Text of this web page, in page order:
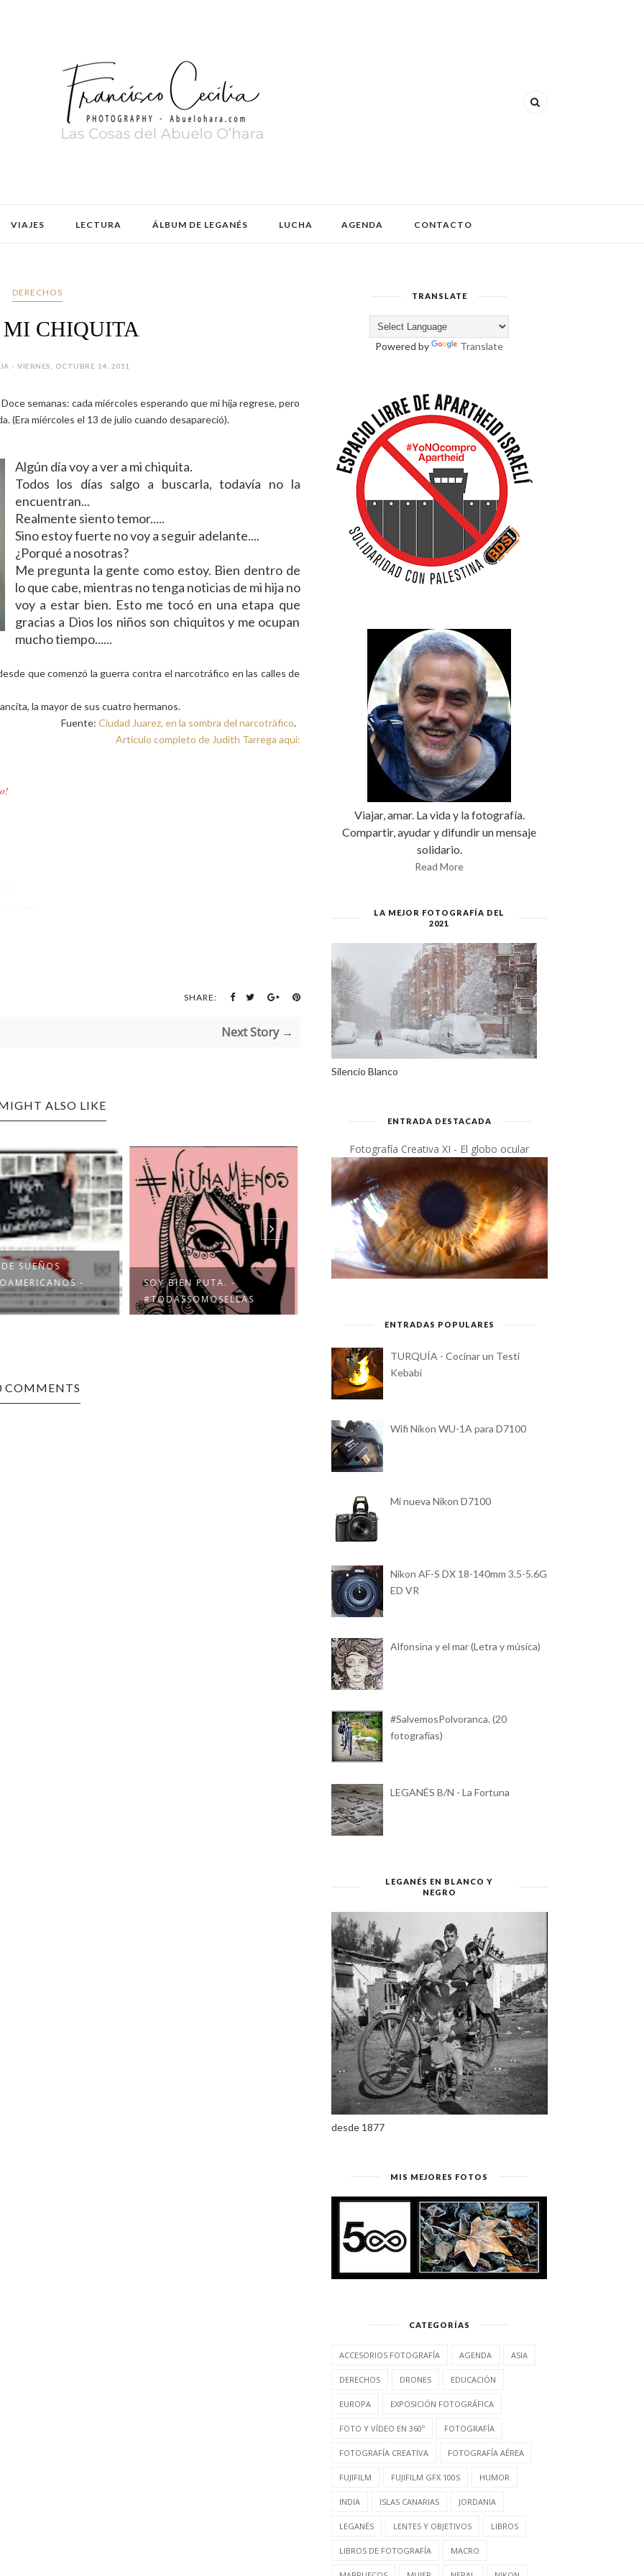
VIAJES LECTURA ÁLBUM DE LEGANÉS LUCHA AGENDA CONTACTO
DERECHOS
MI CHIQUITA
- VIERNES, OCTUBRE 14, 2011
semanas: cada miércoles esperando que mi hija regrese, pero
(Era miércoles el 13 de julio cuando desapareció).
Algún día voy a ver a mi chiquita.
Todos los días salgo a buscarla, todavía no la
encuentran...
Realmente siento temor.....
Sino estoy fuerte no voy a seguir adelante....
¿Porqué a nosotras?
Me pregunta la gente como estoy. Bien dentro de
lo que cabe, mientras no tenga noticias de mi hija no
voy a estar bien. Esto me tocó en una etapa que
gracias a Dios los niños son chiquitos y me ocupan
mucho tiempo......
que comenzó la guerra contra el narcotráfico en las calles de
la mayor de sus cuatro hermanos.
Fuente: Ciudad Juarez, en la sombra del narcotráfico.
Artículo completo de Judith Tarrega aquí:
SHARE:
Next Story →
ALSO LIKE
SUEÑOS
-
SOY BIEN PUTA. -
#TODASSOMOSELLAS
MÉXICO MUERE CON SUS
EL VIEJO GRUÑÓN TIENE
COMMENTS
TRANSLATE
Powered by Translate
Viajar, amar. La vida y la fotografía.
Compartir, ayudar y difundir un mensaje
solidario.
Read More
LA MEJOR FOTOGRAFÍA DEL
2021
Silencio Blanco
ENTRADA DESTACADA
Fotografía Creativa XI - El globo ocular
ENTRADAS POPULARES
TURQUÍA - Cocinar un Testi
Kebabi
Wifi Nikon WU-1A para D7100
Mi nueva Nikon D7100
Nikon AF-S DX 18-140mm 3.5-5.6G
ED VR
Alfonsina y el mar (Letra y música)
#SalvemosPolvoranca. (20
fotografías)
LEGANÉS B/N - La Fortuna
LEGANÉS EN BLANCO Y
NEGRO
desde 1877
MIS MEJORES FOTOS
CATEGORÍAS
ACCESORIOS FOTOGRAFÍA AGENDA ASIA
DERECHOS DRONES EDUCACIÓN
EUROPA EXPOSICIÓN FOTOGRÁFICA
FOTO Y VÍDEO EN 360º FOTOGRAFÍA
FOTOGRAFÍA CREATIVA FOTOGRAFÍA AÉREA
FUJIFILM FUJIFILM GFX 100S HUMOR
INDIA ISLAS CANARIAS JORDANIA
LEGANÉS LENTES Y OBJETIVOS LIBROS
LIBROS DE FOTOGRAFÍA MACRO